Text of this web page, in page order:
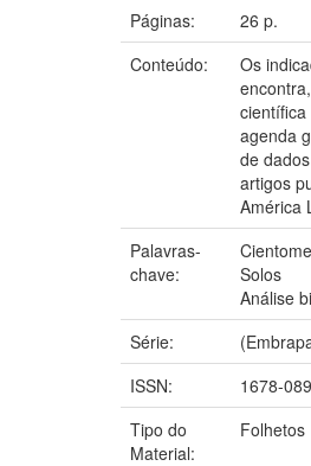
Páginas:
26 p.
Conteúdo:
Os
agenda
de
artigos
América
Palavras-
chave:
Solos
Análise
Série:
ISSN:
1678-
Tipo do
Material:
Folhetos